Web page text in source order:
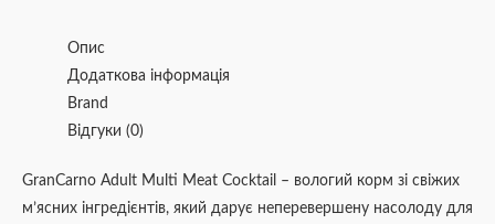
Опис
Додаткова інформація
Brand
Відгуки (0)
GranCarno Adult Multi Meat Cocktail – вологий корм зі свіжих
м’ясних інгредієнтів, який дарує неперевершену насолоду для